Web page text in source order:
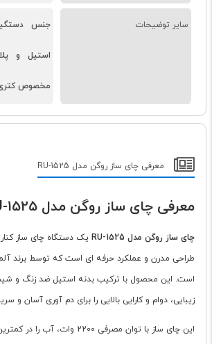
سایر توضیحات جنس
استیل و
مخصوص
معرفی چای ساز روگن مدل RU-1525
معرفی چای ساز روگن مدل RU-1525
چای ساز روگن مدل RU-1525
طراحی مدرن و عملکرد حرفه ای است که توسط برند
است. این محصول با ترکیب بدنه استیل ضد زنگ و
زیبایی، دوام و کارایی بالایی را برای دم آوری آسان و
این چای ساز با توان مصرفی 2200